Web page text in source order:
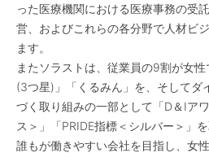
った医療機関における医療事務の受
営、およびこれらの各分野で人材ビ
ます。
またソラストは、従業員の9割が女
(3つ星)」「くるみん」を、そしてダ
づく取り組みの一部として「D＆Iア
ス＞」「PRIDE指標＜シルバー＞」を
誰もが働きやすい会社を目指し、女